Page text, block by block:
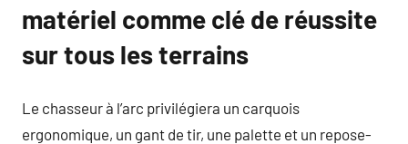
matériel comme clé de réussite
sur tous les terrains
Le chasseur à l’arc privilégiera un carquois
ergonomique, un gant de tir, une palette et un repose-